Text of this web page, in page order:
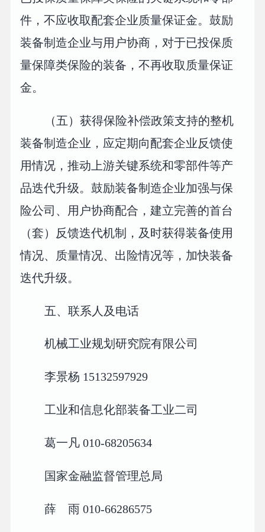
件，不应收取配套企业质量保证金。鼓励
装备制造企业与用户协商，对于已投保质
量保障类保险的装备，不再收取质量保证
金。
（五）获得保险补偿政策支持的整机
装备制造企业，应定期向配套企业反馈使
用情况，推动上游关键系统和零部件等产
品迭代升级。鼓励装备制造企业加强与保
险公司、用户协商配合，建立完善的首台
（套）反馈迭代机制，及时获得装备使用
情况、质量情况、出险情况等，加快装备
迭代升级。
五、联系人及电话
机械工业规划研究院有限公司
李景杨 15132597929
工业和信息化部装备工业二司
葛一凡 010-68205634
国家金融监督管理总局
薛 雨 010-66286575